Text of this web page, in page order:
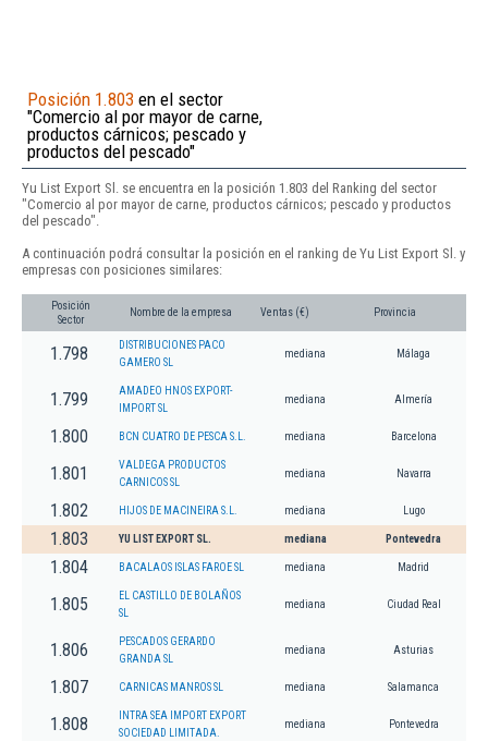
Posición 1.803 en el sector
"Comercio al por mayor de carne,
productos cárnicos; pescado y
productos del pescado"
Yu List Export Sl. se encuentra en la posición 1.803 del Ranking del sector
"Comercio al por mayor de carne, productos cárnicos; pescado y productos
del pescado".
A continuación podrá consultar la posición en el ranking de Yu List Export Sl. y
empresas con posiciones similares:
Posición
Sector
Nombre de la empresa Ventas (€) Provincia
1.798
DISTRIBUCIONES PACO
GAMERO SL
mediana Málaga
1.799
AMADEO HNOS EXPORT-
IMPORT SL
mediana Almería
1.800 BCN CUATRO DE PESCA S.L. mediana Barcelona
1.801
VALDEGA PRODUCTOS
CARNICOS SL
mediana Navarra
1.802 HIJOS DE MACINEIRA S.L. mediana Lugo
1.803 YU LIST EXPORT SL. mediana Pontevedra
1.804 BACALAOS ISLAS FAROE SL mediana Madrid
1.805
EL CASTILLO DE BOLAÑOS
SL
mediana Ciudad Real
1.806
PESCADOS GERARDO
GRANDA SL
mediana Asturias
1.807 CARNICAS MANROS SL mediana Salamanca
1.808
INTRA SEA IMPORT EXPORT
SOCIEDAD LIMITADA.
mediana Pontevedra